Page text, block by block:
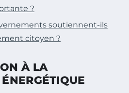
?
soutiennent-ils
citoyen ?
À LA